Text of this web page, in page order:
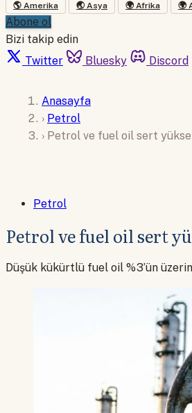
🌎 Amerika 🌏 Asya 🌍 Afrika 🌍
Abone ol
Bizi takip edin
Twitter
Bluesky Discord
Anasayfa
› Petrol
› Petrol ve fuel oil sert
Petrol
Petrol ve fuel oil sert
Düşük kükürtlü fuel oil %3’ün